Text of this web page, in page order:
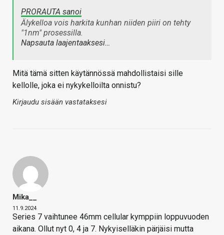
PRORAUTA sanoi
Älykelloa vois harkita kunhan niiden piiri on tehty
"1nm" prosessilla.
Napsauta laajentaaksesi…
Mitä tämä sitten käytännössä mahdollistaisi sille
kellolle, joka ei nykykelloilta onnistu?
Kirjaudu sisään vastataksesi
Mika__
11.9.2024
Series 7 vaihtunee 46mm cellular kymppiin loppuvuoden
aikana. Ollut nyt 0, 4 ja 7. Nykyiselläkin pärjäisi mutta